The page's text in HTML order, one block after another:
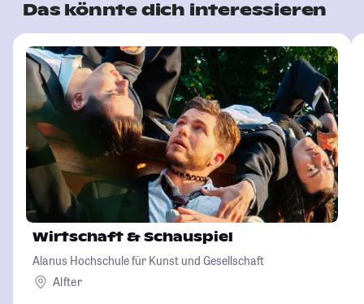
Das könnte dich interessieren
Wirtschaft & Schauspiel
Alanus Hochschule für Kunst und Gesellschaft
Alfter